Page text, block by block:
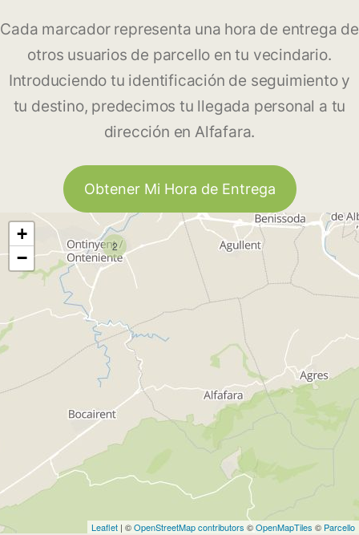
Cada marcador representa una hora de entrega de
otros usuarios de parcello en tu vecindario.
Introduciendo tu identificación de seguimiento y
tu destino, predecimos tu llegada personal a tu
dirección en Alfafara.
Obtener Mi Hora de Entrega
2
+
−
Leaflet | ©OpenStreetMap contributors ©OpenMapTiles © Parcello